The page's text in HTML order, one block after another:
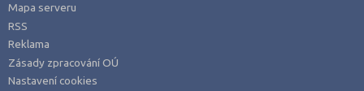
Mapa serveru
RSS
Reklama
Zásady zpracování OÚ
Nastavení cookies